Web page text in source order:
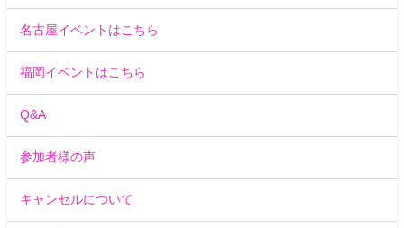
名古屋イベントはこちら
福岡イベントはこちら
Q&A
参加者様の声
キャンセルについて